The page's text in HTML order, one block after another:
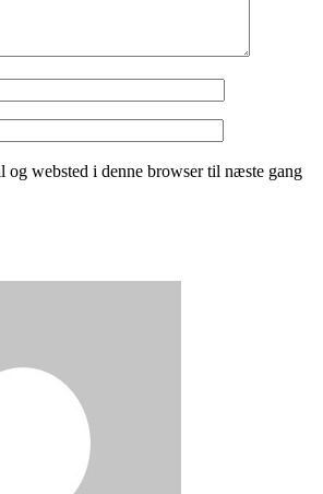
og websted i denne browser til næste gang